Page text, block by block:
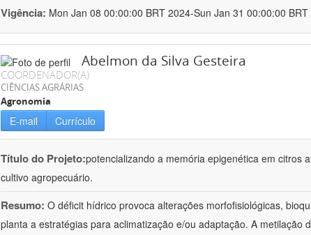
Vigência: Mon Jan 08 00:00:00 BRT 2024-Sun Jan 31 00:00:00
Abelmon da Silva Gesteira
COORDENADOR(A)
CIÊNCIAS AGRÁRIAS
Agronomia
E-mail Currículo
Título do Projeto:potencializando a memória epigenética em citros
cultivo agropecuário.
Resumo: O déficit hídrico provoca alterações morfofisiológicas,
planta a estratégias para aclimatização e/ou adaptação. A metilação